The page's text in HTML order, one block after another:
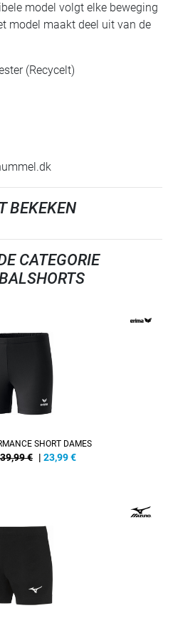
model volgt elke beweging
model maakt deel uit van de
(Recycelt)
BEKEKEN
CATEGORIE
SHORT DAMES
€ | 23,99€